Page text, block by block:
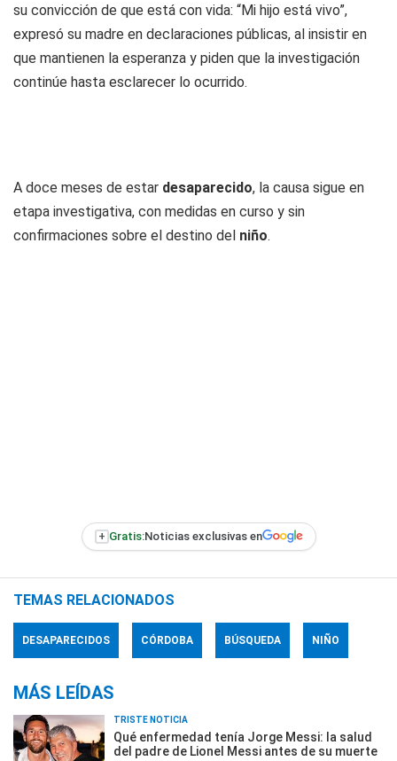
su convicción de que está con vida: “Mi hijo está vivo”,
expresó su madre en declaraciones públicas, al insistir en
que mantienen la esperanza y piden que la investigación
continúe hasta esclarecer lo ocurrido.
A doce meses de estar desaparecido, la causa sigue en
etapa investigativa, con medidas en curso y sin
confirmaciones sobre el destino del niño.
+ Gratis:Noticias exclusivas en
TEMAS RELACIONADOS
DESAPARECIDOS CÓRDOBA BÚSQUEDA NIÑO
MÁS LEÍDAS
TRISTE NOTICIA
Qué enfermedad tenía Jorge Messi: la salud
del padre de Lionel Messi antes de su muerte